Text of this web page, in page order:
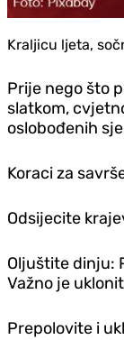
Kraljicu ljeta,
Prije nego što
slatkom,
oslobođenih
Koraci za
Odsijecite
Oljuštite dinju:
Važno je
Prepolovite i